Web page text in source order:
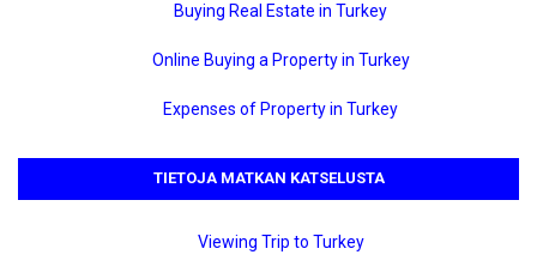
Buying Real Estate in Turkey
Online Buying a Property in Turkey
Expenses of Property in Turkey
TIETOJA MATKAN KATSELUSTA
Viewing Trip to Turkey